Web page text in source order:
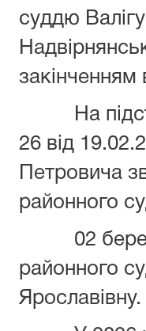
суддю
закінченням
На
26 від
Петровича
районного
02
районного
Ярославівну.